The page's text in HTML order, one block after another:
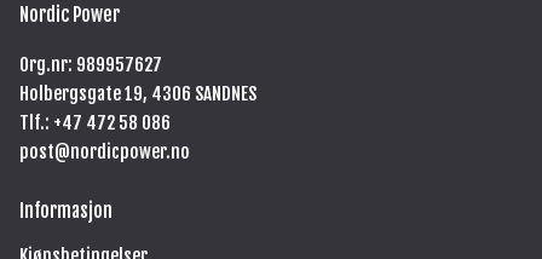
e
o
o
k
t
g
a
m
Nordic Power
Org.nr: 989957627
Holbergsgate 19, 4306 SANDNES
Tlf.: +47 472 58 086
post@nordicpower.no
Informasjon